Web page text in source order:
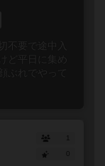
不要で途中入
ど平日に集め
ぶれでやって
1